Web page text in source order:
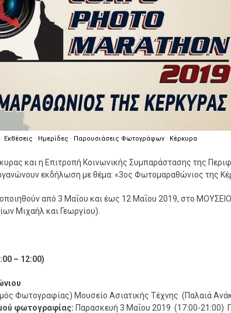
· Εκθέσεις · Ημερίδες · Παρουσιάσεις Φωτογράφων · Κέρκυρα
και η Επιτροπή Κοινωνικής Συμπαράστασης της
εκδήλωση με θέμα: «3ος Φωτομαραθώνιος της
από 3 Μαΐου και έως 12 Μαΐου 2019, στο
Μιχαήλ και Γεωργίου).
– 12:00)
Φωτογραφίας) Μουσείο Ασιατικής Τέχνης (Παλαιά
φωτογραφίας: Παρασκευή 3 Μαΐου 2019 (17:00-21:00)